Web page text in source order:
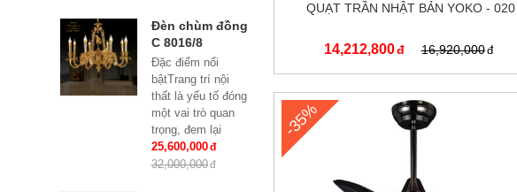
QUẠT TRẦN NHẬT BẢN YOKO - 020
14,212,800 16,920,000
-35%
Phòng...
Đèn chùm đồng
C 8016/8
Đặc điểm nổi
bậtTrang trí nội
thất là yếu tố đóng
một vai trò quan
trọng, đem lại
những giá trị thực
sự cho cả căn hộ
25,600,000
32,000,000